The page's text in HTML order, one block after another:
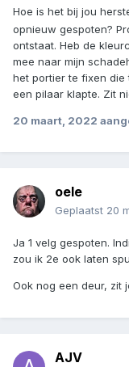
Hoe is het bij jou
opnieuw gespoten?
ontstaat. Heb de
mee naar mijn
het portier te fixen die
een pilaar klapte. Zit
20 maart, 2022
oele
Geplaatst 20
Ja 1 velg gespoten.
zou ik 2e ook laten
Ook nog een deur, zit
AJV